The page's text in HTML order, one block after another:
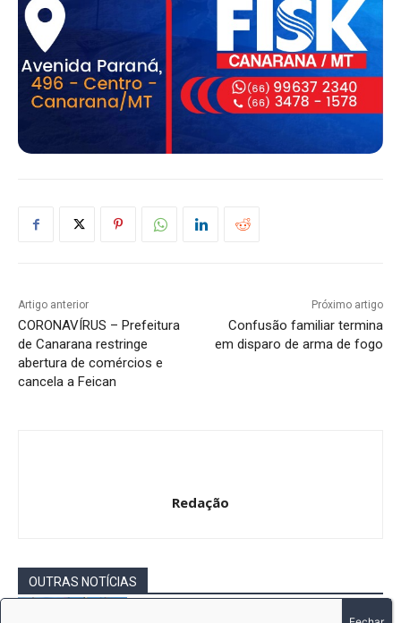
Artigo anterior
CORONAVÍRUS – Prefeitura
de Canarana restringe
abertura de comércios e
cancela a Feican
Próximo artigo
Confusão familiar termina
em disparo de arma de fogo
Redação
OUTRAS NOTÍCIAS